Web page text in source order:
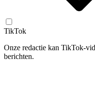
TikTok
Onze redactie kan TikTok-
berichten.